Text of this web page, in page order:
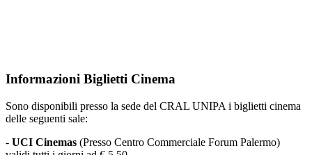
Informazioni Biglietti Cinema
Sono disponibili presso la sede del CRAL UNIPA i biglietti cinema
delle seguenti sale:
- UCI Cinemas (Presso Centro Commerciale Forum Palermo)